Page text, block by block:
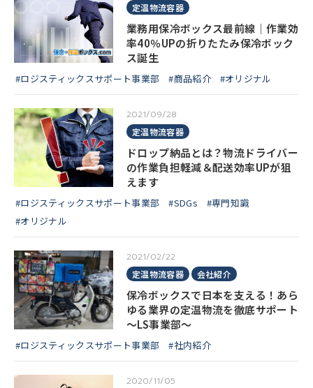
定温物流容器
業務用保冷ボックス最前線│作業効
率40％UPの折りたたみ保冷ボック
ス誕生
#ロジスティックスサポート事業部 #商品紹介 #オリジナル
2021/09/28
定温物流容器
ドロップ納品とは？物流ドライバー
の作業負担軽減＆配送効率UPが狙
えます
#ロジスティックスサポート事業部 #SDGs
#専門知識
#オリジナル
2021/02/22
定温物流容器 会社紹介
保冷ボックスで日本を支える！あら
ゆる業界の定温物流を徹底サポート
～LS事業部～
#ロジスティックスサポート事業部 #社内紹介
2020/11/05